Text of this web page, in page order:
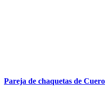
Pareja de chaquetas de